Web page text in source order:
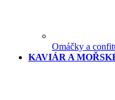
Omáčky a
KAVIÁR A